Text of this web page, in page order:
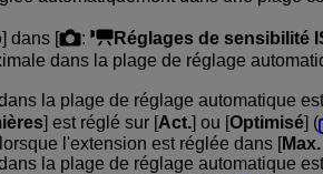
] dans [ : Réglages de sensibilité
dans la plage de réglage
la plage de réglage automatique
] est réglé sur [Act.] ou [Optimisé] (
l'extension est réglée dans [
la plage de réglage automatique